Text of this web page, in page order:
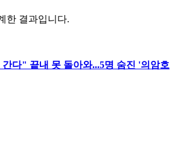
한 결과입니다.
다" 끝내 못 돌아와...5명 숨진 '의암호